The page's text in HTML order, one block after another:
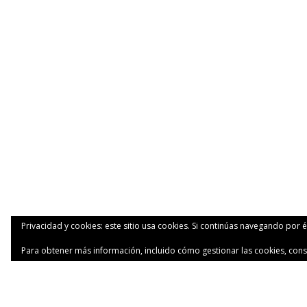
Privacidad y cookies: este sitio usa cookies. Si continúas navegando por
Para obtener más información, incluido cómo gestionar las cookies,